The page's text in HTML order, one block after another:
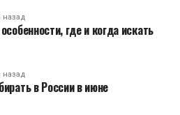
назад
где и когда искать
назад
в России в июне